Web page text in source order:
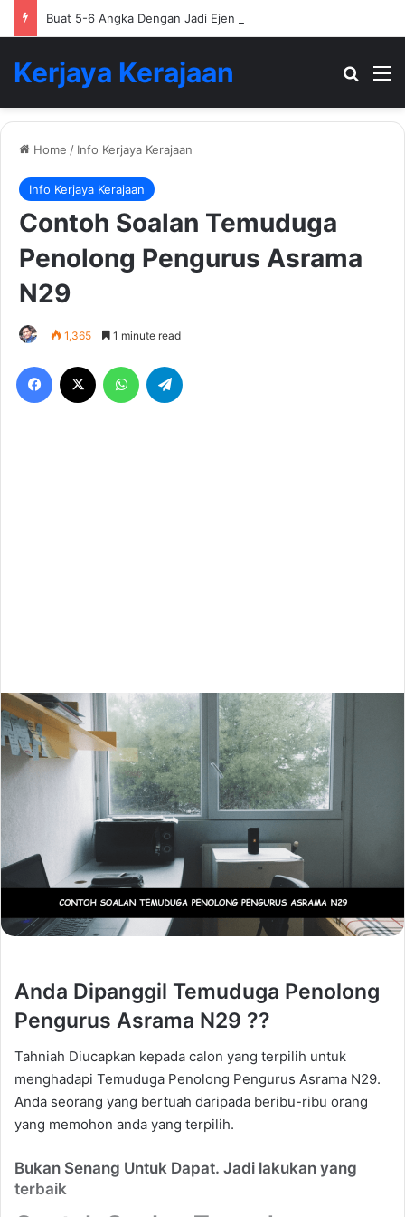
Buat 5-6 Angka Dengan Jadi Ejen Hartanah
Kerjaya Kerajaan
Home / Info Kerjaya Kerajaan
Info Kerjaya Kerajaan
Contoh Soalan Temuduga
Penolong Pengurus Asrama
N29
1,365 1 minute read
Facebook WhatsApp
Anda Dipanggil Temuduga Penolong
Pengurus Asrama N29 ??
Tahniah Diucapkan kepada calon yang terpilih untuk
menghadapi Temuduga Penolong Pengurus Asrama N29.
Anda seorang yang bertuah daripada beribu-ribu orang
yang memohon anda yang terpilih.
Bukan Senang Untuk Dapat. Jadi lakukan yang
terbaik